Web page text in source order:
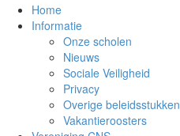
Home
Informatie
Onze scholen
Nieuws
Sociale Veiligheid
Privacy
Overige beleidsstukken
Vakantieroosters